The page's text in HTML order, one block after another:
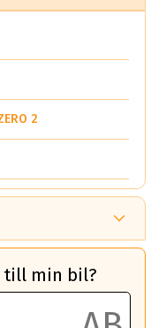
2
A
till min bil?